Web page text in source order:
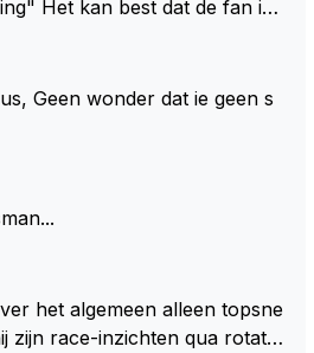
Het kan best dat de fan in
zonder races zijn dit leuke
Geen wonder dat ie geen s
het algemeen alleen topsne
zijn race-inzichten qua rotati